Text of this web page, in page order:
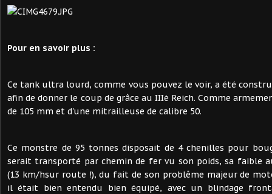
Pour en savoir plus :
Ce tank ultra lourd, comme vous pouvez le voir, a été
afin de donner le coup de grâce au IIIè Reich. Comme
de 105 mm et d'une mitrailleuse de calibre 50.
Ce monstre de 95 tonnes disposait de 4 chenilles pour
serait transporté par chemin de fer vu son poids, sa faible
(13 km/hsur route !), du fait de son problême majeur de
il était bien entendu bien équipé, avec un blindage